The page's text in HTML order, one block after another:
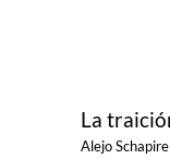
La
Alejo Schapire